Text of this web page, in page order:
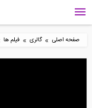
صفحه اصلی » گالری » فیلم ها